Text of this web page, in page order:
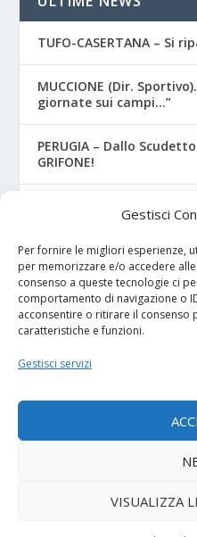
Gestisci
Per fornire le migliori esperienze,
per memorizzare e/o accedere
consenso a queste tecnologie ci
comportamento di navigazione o
acconsentire o ritirare il consenso
caratteristiche e funzioni.
Gestisci servizi
VISUALIZZA
TUFO-CASERTANA – Si
MUCCIONE (Dir.
giornate sui campi…”
PERUGIA – Dallo
GRIFONE!
FOGGIA – Si riparte da
nelle mani dell’ex
I NOSTRI
Diretta.it